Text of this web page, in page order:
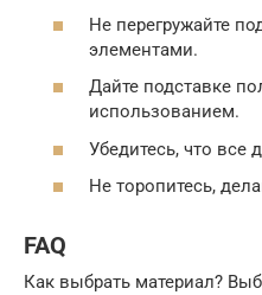
Не перегружайте
элементами.
Дайте подставке
использованием.
Убедитесь, что все
Не торопитесь,
FAQ
Как выбрать материал?